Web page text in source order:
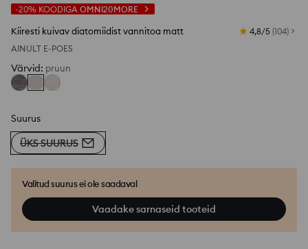
-20% KOODIGA OMNI20MORE
Kiiresti kuivav diatomiidist vannitoa matt 4,8/5 (104)
AINULT E-POES
Värvid: pruun
Suurus
ÜKS SUURUS
Valitud suurus ei ole saadaval
Vaadake sarnaseid tooteid